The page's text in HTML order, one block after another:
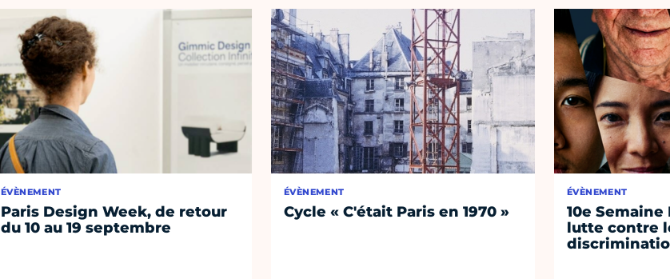
ÉVÈNEMENT
Paris Design Week, de retour
du 10 au 19 septembre
ÉVÈNEMENT
Cycle « C'était Paris en 1970 »
ÉVÈNEMENT
10e
lutte contre